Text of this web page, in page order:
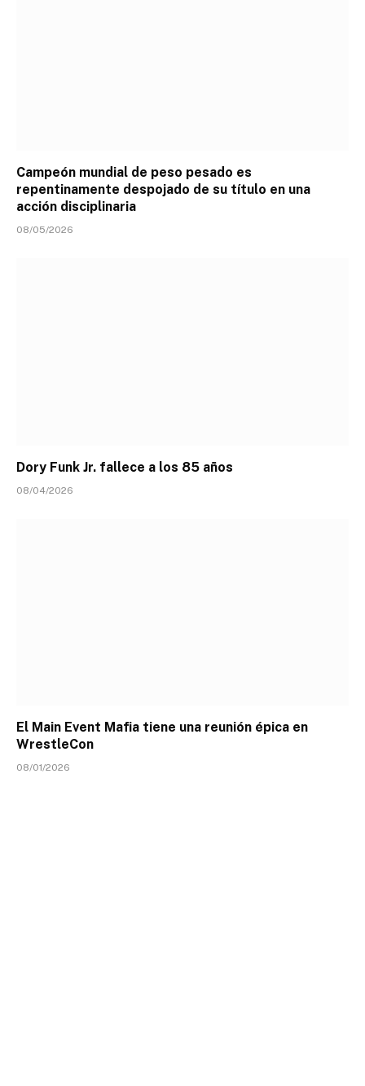
Campeón mundial de peso pesado es
repentinamente despojado de su título en una
acción disciplinaria
08/05/2026
Dory Funk Jr. fallece a los 85 años
08/04/2026
El Main Event Mafia tiene una reunión épica en
WrestleCon
08/01/2026